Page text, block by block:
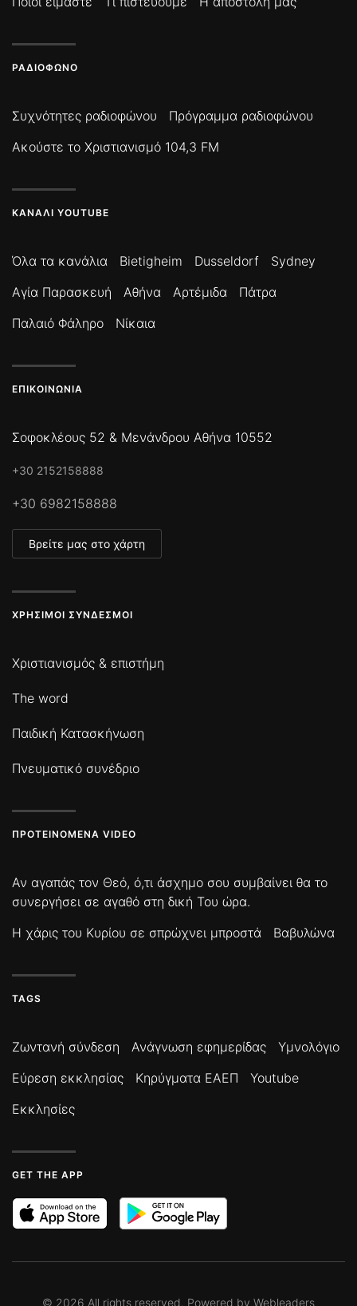
ΡΑΔΙΌΦΩΝΟ
Συχνότητες ραδιοφώνου
Πρόγραμμα ραδιοφώνου
Ακούστε το Χριστιανισμό 104,3 FM
ΚΑΝΆΛΙ YOUTUBE
Όλα τα κανάλια Bietigheim Dusseldorf
Sydney
Αγία Παρασκευή
Αθήνα Αρτέμιδα
Πάτρα
Παλαιό Φάληρο
Νίκαια
ΕΠΙΚΟΙΝΩΝΊΑ
Σοφοκλέους 52 & Μενάνδρου Αθήνα 10552
+30 2152158888
+30 6982158888
Βρείτε μας στο χάρτη
ΧΡΉΣΙΜΟΙ ΣΎΝΔΕΣΜΟΙ
Χριστιανισμός & επιστήμη
The word
Παιδική Κατασκήνωση
Πνευματικό συνέδριο
ΠΡΟΤΕΙΝΌΜΕΝΑ VIDEO
Αν αγαπάς τον Θεό, ό,τι άσχημο σου συμβαίνει θα το
συνεργήσει σε αγαθό στη δική Του ώρα.
Η χάρις του Κυρίου σε σπρώχνει μπροστά
Βαβυλώνα
TAGS
Ζωντανή σύνδεση Ανάγνωση εφημερίδας
Υμνολόγιο
Εύρεση εκκλησίας
Κηρύγματα ΕΑΕΠ
Youtube
Εκκλησίες
GET THE APP
© 2026 All rights reserved. Powered by Webleaders